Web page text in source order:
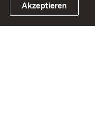
Link zum Landesportal
Akzeptieren